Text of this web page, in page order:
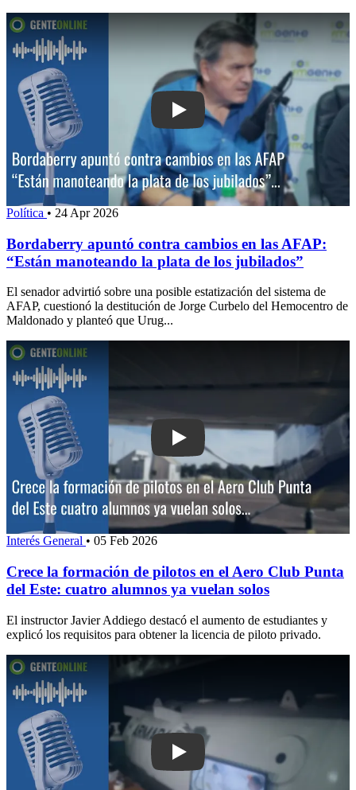
Play: Bordaberry apuntó contra
Política • 24 Apr 2026
Bordaberry apuntó contra cambios en las AFAP:
“Están manoteando la plata de los jubilados”
El senador advirtió sobre una posible estatización del sistema de
AFAP, cuestionó la destitución de Jorge Curbelo del Hemocentro de
Maldonado y planteó que Urug...
Play: Crece la formación de pilotos
Interés General • 05 Feb 2026
Crece la formación de pilotos en el Aero Club Punta
del Este: cuatro alumnos ya vuelan solos
El instructor Javier Addiego destacó el aumento de estudiantes y
explicó los requisitos para obtener la licencia de piloto privado.
Play: Presentaron una cámara